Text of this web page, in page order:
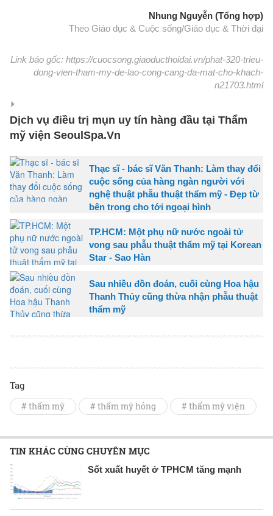
Nhung Nguyễn (Tổng hợp)
Theo Giáo dục & Cuộc sống/Giáo dục & Thời đại
Link báo gốc: https://cuocsong.giaoducthoidai.vn/phat-320-trieu-
dong-vien-tham-my-de-lao-cong-cang-da-mat-cho-khach-
n21703.html
Dịch vụ điều trị mụn uy tín hàng đầu tại Thẩm
mỹ viện SeoulSpa.Vn
Thạc sĩ - bác sĩ Văn Thanh: Làm thay đổi
cuộc sống của hàng ngàn người với
nghệ thuật phẫu thuật thẩm mỹ - Đẹp từ
bên trong cho tới ngoại hình
TP.HCM: Một phụ nữ nước ngoài tử
vong sau phẫu thuật thẩm mỹ tại Korean
Star - Sao Hàn
Sau nhiều đồn đoán, cuối cùng Hoa hậu
Thanh Thủy cũng thừa nhận phẫu thuật
thẩm mỹ
Tag
# thẩm mỹ # thẩm mỹ hỏng # thẩm mỹ viện
TIN KHÁC CÙNG CHUYÊN MỤC
Sốt xuất huyết ở TPHCM tăng mạnh